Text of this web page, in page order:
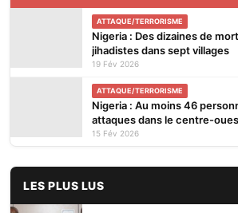
ATTAQUE/TERRORISME
Nigeria : Des dizaines de
jihadistes dans sept villages
19 Fév 2026
ATTAQUE/TERRORISME
Nigeria : Au moins 46
attaques dans le centre-
15 Fév 2026
LES PLUS LUS